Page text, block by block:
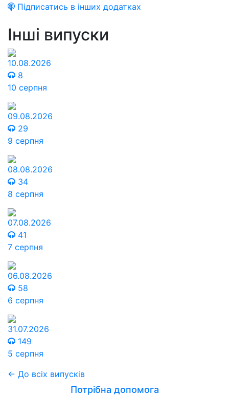
Підписатись в інших додатках
Інші випуски
10.08.2026
8
10 серпня
09.08.2026
29
9 серпня
08.08.2026
34
8 серпня
07.08.2026
41
7 серпня
06.08.2026
58
6 серпня
31.07.2026
149
5 серпня
← До всіх випусків
Потрібна допомога